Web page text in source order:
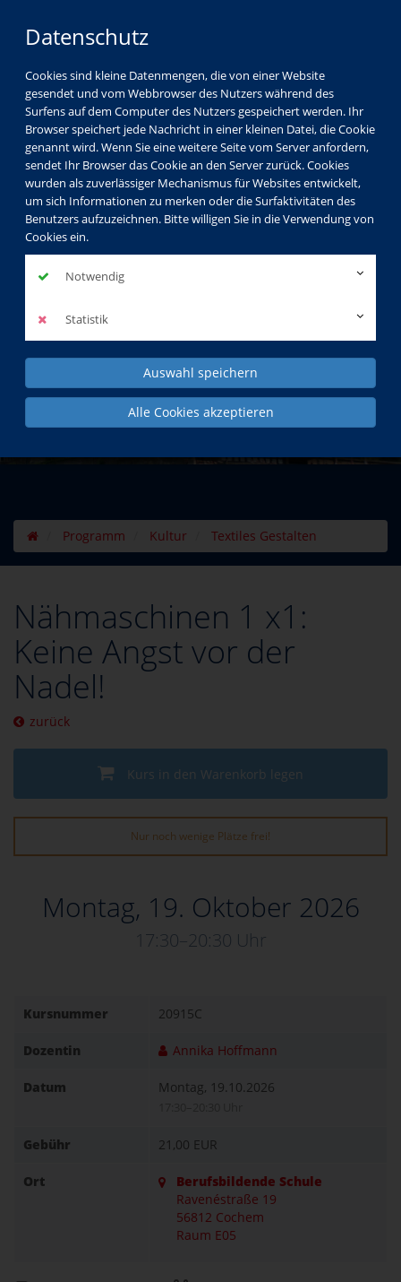
Datenschutz
Cookies sind kleine Datenmengen, die von einer Website
gesendet und vom Webbrowser des Nutzers während des
Surfens auf dem Computer des Nutzers gespeichert werden. Ihr
Browser speichert jede Nachricht in einer kleinen Datei, die Cookie
genannt wird. Wenn Sie eine weitere Seite vom Server anfordern,
sendet Ihr Browser das Cookie an den Server zurück. Cookies
wurden als zuverlässiger Mechanismus für Websites entwickelt,
um sich Informationen zu merken oder die Surfaktivitäten des
Benutzers aufzuzeichnen. Bitte willigen Sie in die Verwendung von
Cookies ein.
Notwendig
Statistik
Auswahl speichern
Alle Cookies akzeptieren
Gesellschaft Kultur
Gesundheit
Sprachen
Beruf & EDV
Kids & Teens
KVHS Spezial
Programm Kultur Textiles Gestalten
Nähmaschinen 1 x1:
Keine Angst vor der
Nadel!
zurück
Kurs in den Warenkorb legen
Nur noch wenige Plätze frei!
Montag, 19. Oktober 2026
17:30–20:30 Uhr
Kursnummer 20915C
Dozentin Annika Hoffmann
Datum Montag, 19.10.2026
Gebühr 21,00 EUR
Ort
Berufsbildende Schule
Ravenéstraße 19
56812 Cochem
Raum E05